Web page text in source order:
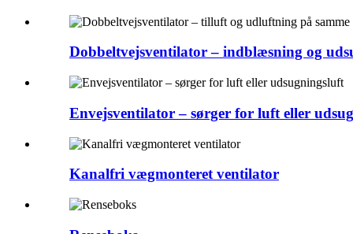
Dobbeltvejsventilator – indblæsning og
Envejsventilator – sørger for luft eller
Kanalfri vægmonteret ventilator